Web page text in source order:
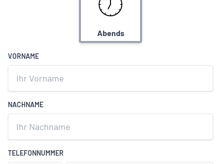
Abends
VORNAME
NACHNAME
TELEFONNUMMER